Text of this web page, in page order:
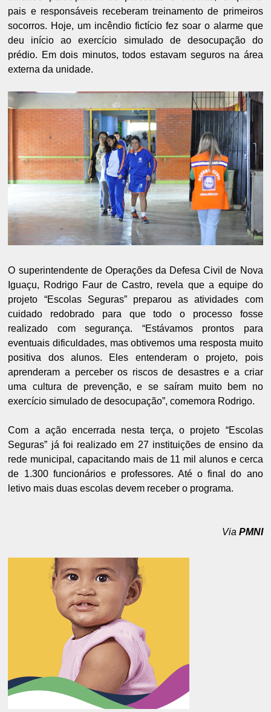
pais e responsáveis receberam treinamento de primeiros
socorros. Hoje, um incêndio fictício fez soar o alarme que
deu início ao exercício simulado de desocupação do
prédio. Em dois minutos, todos estavam seguros na área
externa da unidade.
O superintendente de Operações da Defesa Civil de Nova
Iguaçu, Rodrigo Faur de Castro, revela que a equipe do
projeto “Escolas Seguras” preparou as atividades com
cuidado redobrado para que todo o processo fosse
realizado com segurança. “Estávamos prontos para
eventuais dificuldades, mas obtivemos uma resposta muito
positiva dos alunos. Eles entenderam o projeto, pois
aprenderam a perceber os riscos de desastres e a criar
uma cultura de prevenção, e se saíram muito bem no
exercício simulado de desocupação”, comemora Rodrigo.
Com a ação encerrada nesta terça, o projeto “Escolas
Seguras” já foi realizado em 27 instituições de ensino da
rede municipal, capacitando mais de 11 mil alunos e cerca
de 1.300 funcionários e professores. Até o final do ano
letivo mais duas escolas devem receber o programa.
Via PMNI